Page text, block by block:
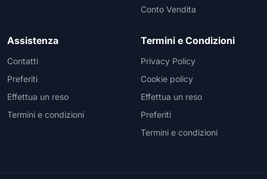
Conto Vendita
Assistenza
Contatti
Preferiti
Effettua un reso
Termini e condizioni
Termini e Condizioni
Privacy Policy
Cookie policy
Effettua un reso
Preferiti
Termini e condizioni